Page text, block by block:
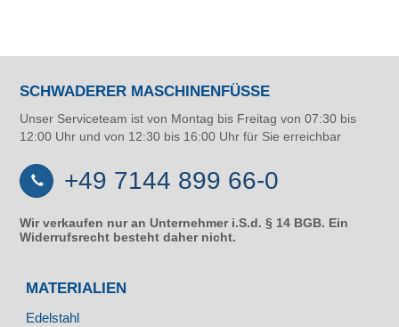
SCHWADERER MASCHINENFÜSSE
Unser Serviceteam ist von Montag bis Freitag von 07:30 bis
12:00 Uhr und von 12:30 bis 16:00 Uhr für Sie erreichbar
+49 7144 899 66-0
Wir verkaufen nur an Unternehmer i.S.d. § 14 BGB. Ein
Widerrufsrecht besteht daher nicht.
MATERIALIEN
Edelstahl